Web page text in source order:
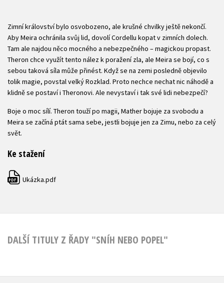
Zimní království bylo osvobozeno, ale krušné chvilky ještě nekončí.
Aby Meira ochránila svůj lid, dovolí Cordellu kopat v zimních dolech.
Tam ale najdou něco mocného a nebezpečného – magickou propast.
Theron chce využít tento nález k poražení zla, ale Meira se bojí, co s
sebou taková síla může přinést. Když se na zemi posledně objevilo
tolik magie, povstal velký Rozklad. Proto nechce nechat nic náhodě a
klidně se postaví i Theronovi. Ale nevystaví i tak své lidi nebezpečí?
Boje o moc sílí. Theron touží po magii, Mather bojuje za svobodu a
Meira se začíná ptát sama sebe, jestli bojuje jen za Zimu, nebo za celý
svět.
Ke stažení
PDF Ukázka.pdf
DALŠÍ TITULY Z ŘADY "SNÍH NEBO POPEL"